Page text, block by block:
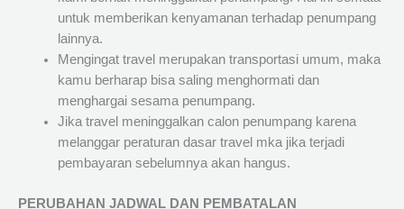
untuk memberikan kenyamanan terhadap penumpang
lainnya.
Mengingat travel merupakan transportasi umum, maka
kamu berharap bisa saling menghormati dan
menghargai sesama penumpang.
Jika travel meninggalkan calon penumpang karena
melanggar peraturan dasar travel mka jika terjadi
pembayaran sebelumnya akan hangus.
PERUBAHAN JADWAL DAN PEMBATALAN